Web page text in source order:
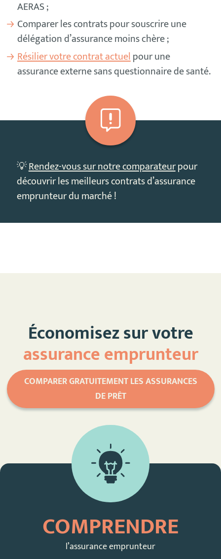
AERAS ;
Comparer les contrats pour souscrire une
délégation d’assurance moins chère ;
Résilier votre contrat actuelpour une
assurance externe sans questionnaire de santé.
💡Rendez-vous sur notre comparateurpour
découvrir les meilleurs contrats d’assurance
emprunteur du marché !
Économisez sur votre
assurance emprunteur
COMPARER GRATUITEMENT LES ASSURANCES
DE PRÊT
COMPRENDRE
l’assurance emprunteur